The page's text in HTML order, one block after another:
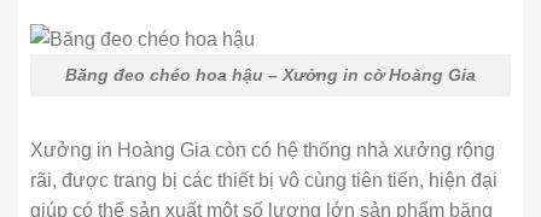
Băng đeo chéo hoa hậu – Xưởng in cờ Hoàng Gia
Xưởng in Hoàng Gia còn có hệ thống nhà xưởng rộng
rãi, được trang bị các thiết bị vô cùng tiên tiến, hiện đại
giúp có thể sản xuất một số lượng lớn sản phẩm băng